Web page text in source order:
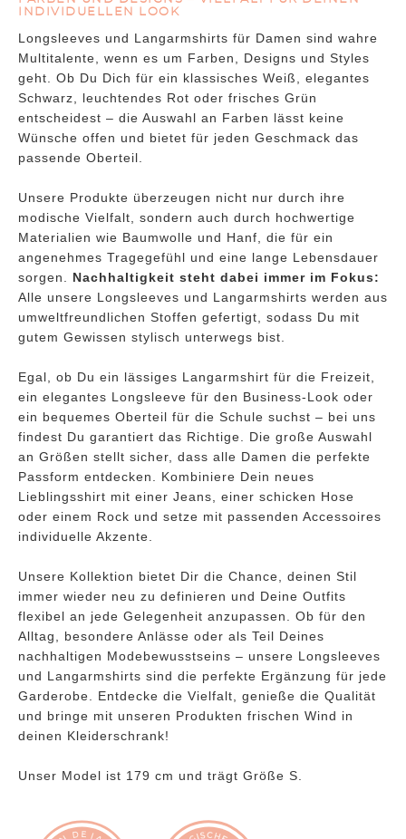
INDIVIDUELLEN LOOK
Longsleeves und Langarmshirts für Damen sind wahre
Multitalente, wenn es um Farben, Designs und Styles
geht. Ob Du Dich für ein klassisches Weiß, elegantes
Schwarz, leuchtendes Rot oder frisches Grün
entscheidest – die Auswahl an Farben lässt keine
Wünsche offen und bietet für jeden Geschmack das
passende Oberteil.
Unsere Produkte überzeugen nicht nur durch ihre
modische Vielfalt, sondern auch durch hochwertige
Materialien wie Baumwolle und Hanf, die für ein
angenehmes Tragegefühl und eine lange Lebensdauer
sorgen. Nachhaltigkeit steht dabei immer im Fokus:
Alle unsere Longsleeves und Langarmshirts werden aus
umweltfreundlichen Stoffen gefertigt, sodass Du mit
gutem Gewissen stylisch unterwegs bist.
Egal, ob Du ein lässiges Langarmshirt für die Freizeit,
ein elegantes Longsleeve für den Business-Look oder
ein bequemes Oberteil für die Schule suchst – bei uns
findest Du garantiert das Richtige. Die große Auswahl
an Größen stellt sicher, dass alle Damen die perfekte
Passform entdecken. Kombiniere Dein neues
Lieblingsshirt mit einer Jeans, einer schicken Hose
oder einem Rock und setze mit passenden Accessoires
individuelle Akzente.
Unsere Kollektion bietet Dir die Chance, deinen Stil
immer wieder neu zu definieren und Deine Outfits
flexibel an jede Gelegenheit anzupassen. Ob für den
Alltag, besondere Anlässe oder als Teil Deines
nachhaltigen Modebewusstseins – unsere Longsleeves
und Langarmshirts sind die perfekte Ergänzung für jede
Garderobe. Entdecke die Vielfalt, genieße die Qualität
und bringe mit unseren Produkten frischen Wind in
deinen Kleiderschrank!
Unser Model ist 179 cm und trägt Größe S.